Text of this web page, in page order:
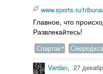
www.sports.ru/
Главное, что
Развлекайтесь!
Спартак
Vardan, 27